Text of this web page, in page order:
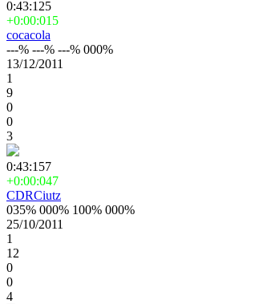
0:43:125
+0:00:015
cocacola
---% ---% ---% 000%
13/12/2011
1
9
0
0
3
0:43:157
+0:00:047
CDRCiutz
035% 000% 100% 000%
25/10/2011
1
12
0
0
4